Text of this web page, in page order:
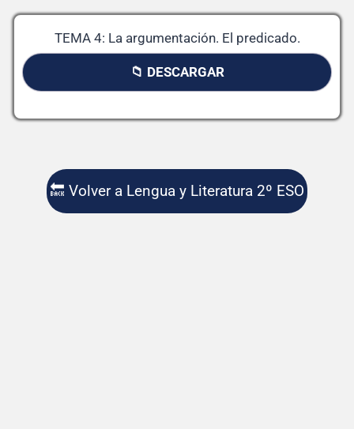
TEMA 4: La argumentación. El predicado.
📁 DESCARGAR
🔙 Volver a Lengua y Literatura 2º ESO